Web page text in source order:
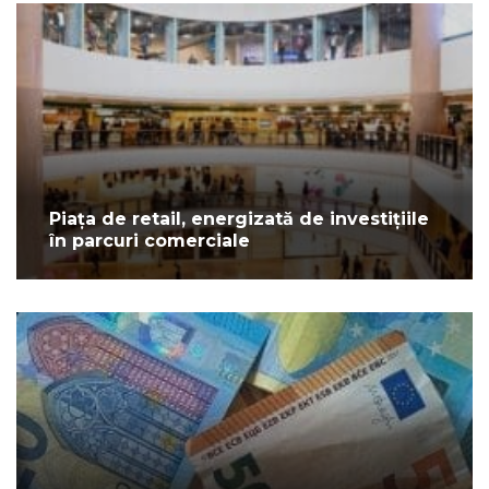
Piața de retail, energizată de investițiile
în parcuri comerciale